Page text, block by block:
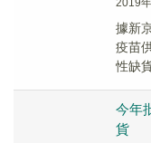
2019
據新
疫苗
性缺
應緊
今年
貨